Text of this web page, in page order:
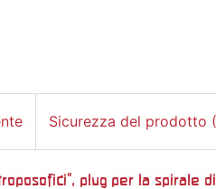
Sicurezza del prodotto
plug per la spirale